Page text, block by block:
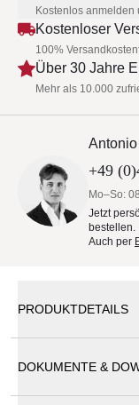
Kostenlos
Kostenloser
100%
Über 30 Jahre
Mehr als 10.000
+49
Mo–So:
Jetzt
bestellen.
Auch per
PRODUKTDETAILS
DOKUMENTE &